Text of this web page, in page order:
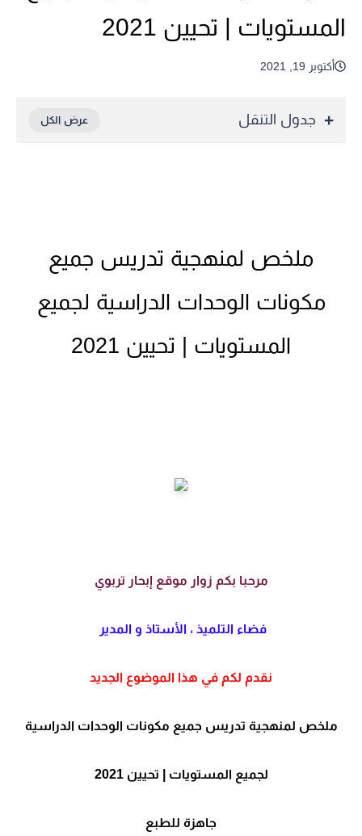
المستويات | تحيين 2021
أكتوبر 19, 2021
جدول التنقل
ملخص لمنهجية تدريس جميع
مكونات الوحدات الدراسية لجميع
المستويات | تحيين 2021
مرحبا بكم زوار موقع إبحار تربوي
فضاء التلميذ ، الأستاذ و المدير
نقدم لكم في هذا الموضوع الجديد
ملخص لمنهجية تدريس جميع مكونات الوحدات الدراسية
لجميع المستويات | تحيين 2021
جاهزة للطبع